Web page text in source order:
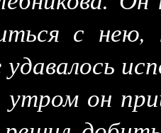
с
он